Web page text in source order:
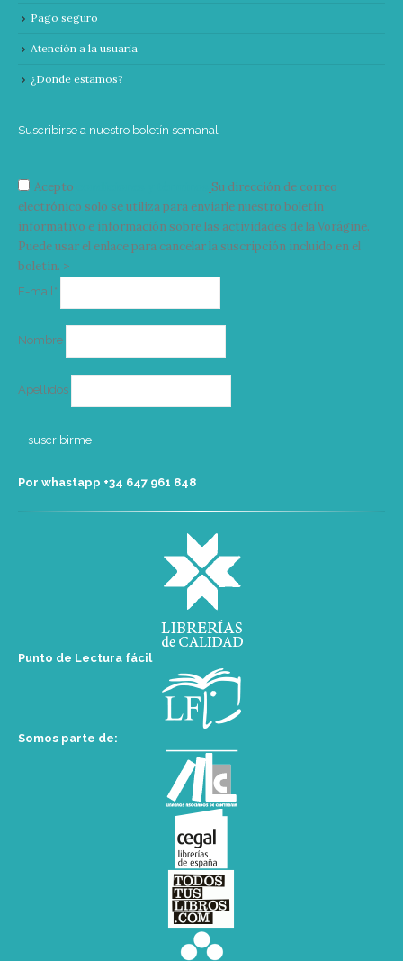
Pago seguro
Atención a la usuaria
¿Donde estamos?
Suscribirse a nuestro boletín semanal
Acepto
Su dirección de correo
electrónico solo se utiliza para enviarle nuestro boletín
informativo e información sobre las actividades de la Vorágine.
Puede usar el enlace para cancelar la suscripción incluido en el
boletín. >
E-mail*
Nombre
Apellidos
Por whastapp +34 ‭647 961 848‬
Punto de Lectura fácil
Somos parte de: